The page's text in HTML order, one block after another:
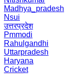
Madhya_pradesh
Nsui
उत्तरप्रदेश
Pmmodi
Rahulgandhi
Uttarpradesh
Haryana
Cricket